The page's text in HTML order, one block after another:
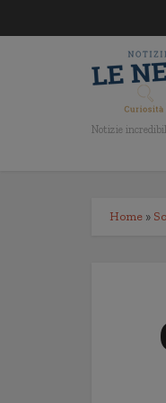
Notizie
Home »